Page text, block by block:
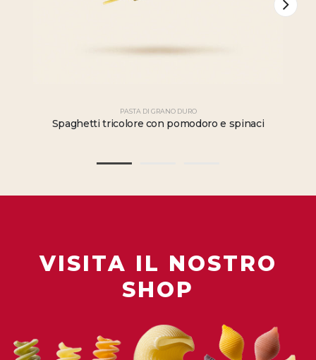
PASTA DI GRANO DURO
Spaghetti tricolore con pomodoro e spinaci
VISITA IL NOSTRO
SHOP